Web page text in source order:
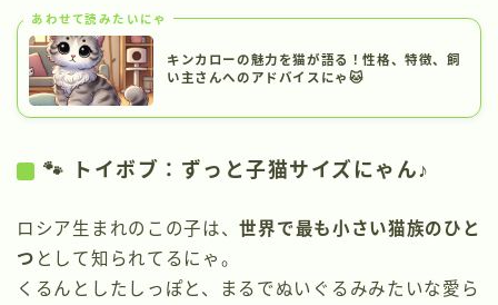
あわせて読みたいにゃ
キンカローの魅力を猫が語る！性格、特徴、飼
い主さんへのアドバイスにゃ🐱
🐾 トイボブ：ずっと子猫サイズにゃん♪
ロシア生まれのこの子は、世界で最も小さい猫族のひと
つ として知られてるにゃ。
くるんとしたしっぽと、まるでぬいぐるみみたいな愛ら